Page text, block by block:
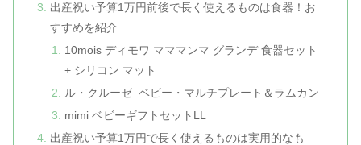
出産祝い予算1万円前後で長く使えるものは食器！お
すすめを紹介
10mois ディモワ マママンマ グランデ 食器セット
+ シリコン マット
ル・クルーゼ ベビー・マルチプレート＆ラムカン
mimi ベビーギフトセットLL
出産祝い予算1万円で長く使えるものは実用的なも